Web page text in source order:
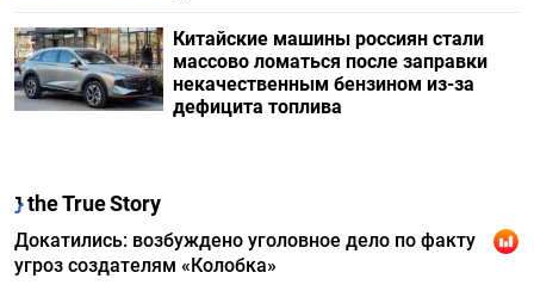
Китайские машины россиян стали
массово ломаться после заправки
некачественным бензином из-за
дефицита топлива